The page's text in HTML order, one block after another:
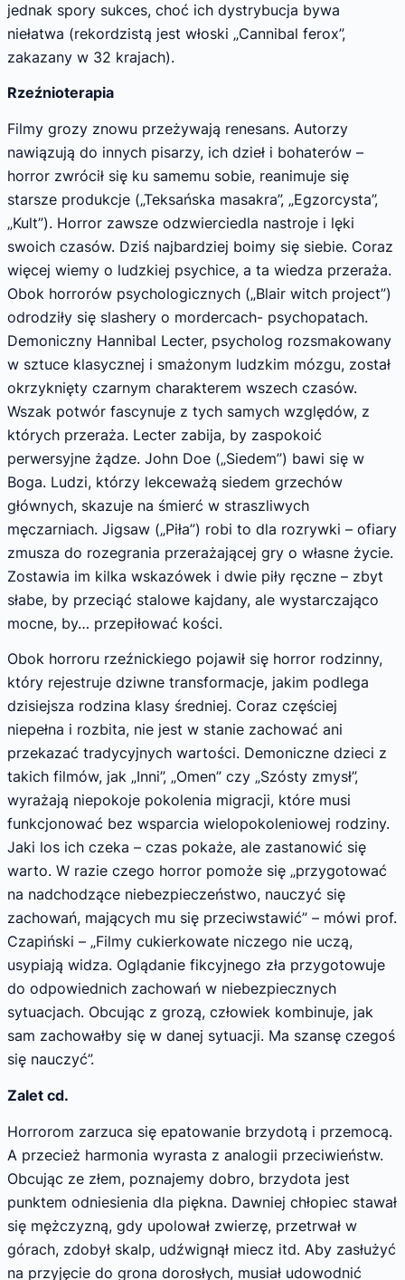
jednak spory sukces, choć ich dystrybucja bywa
niełatwa (rekordzistą jest włoski „Cannibal ferox”,
zakazany w 32 krajach).
Rzeźnioterapia
Filmy grozy znowu przeżywają renesans. Autorzy
nawiązują do innych pisarzy, ich dzieł i bohaterów –
horror zwrócił się ku samemu sobie, reanimuje się
starsze produkcje („Teksańska masakra”, „Egzorcysta”,
„Kult”). Horror zawsze odzwierciedla nastroje i lęki
swoich czasów. Dziś najbardziej boimy się siebie. Coraz
więcej wiemy o ludzkiej psychice, a ta wiedza przeraża.
Obok horrorów psychologicznych („Blair witch project”)
odrodziły się slashery o mordercach- psychopatach.
Demoniczny Hannibal Lecter, psycholog rozsmakowany
w sztuce klasycznej i smażonym ludzkim mózgu, został
okrzyknięty czarnym charakterem wszech czasów.
Wszak potwór fascynuje z tych samych względów, z
których przeraża. Lecter zabija, by zaspokoić
perwersyjne żądze. John Doe („Siedem”) bawi się w
Boga. Ludzi, którzy lekceważą siedem grzechów
głównych, skazuje na śmierć w straszliwych
męczarniach. Jigsaw („Piła”) robi to dla rozrywki – ofiary
zmusza do rozegrania przerażającej gry o własne życie.
Zostawia im kilka wskazówek i dwie piły ręczne – zbyt
słabe, by przeciąć stalowe kajdany, ale wystarczająco
mocne, by… przepiłować kości.
Obok horroru rzeźnickiego pojawił się horror rodzinny,
który rejestruje dziwne transformacje, jakim podlega
dzisiejsza rodzina klasy średniej. Coraz częściej
niepełna i rozbita, nie jest w stanie zachować ani
przekazać tradycyjnych wartości. Demoniczne dzieci z
takich filmów, jak „Inni”, „Omen” czy „Szósty zmysł”,
wyrażają niepokoje pokolenia migracji, które musi
funkcjonować bez wsparcia wielopokoleniowej rodziny.
Jaki los ich czeka – czas pokaże, ale zastanowić się
warto. W razie czego horror pomoże się „przygotować
na nadchodzące niebezpieczeństwo, nauczyć się
zachowań, mających mu się przeciwstawić” – mówi prof.
Czapiński – „Filmy cukierkowate niczego nie uczą,
usypiają widza. Oglądanie fikcyjnego zła przygotowuje
do odpowiednich zachowań w niebezpiecznych
sytuacjach. Obcując z grozą, człowiek kombinuje, jak
sam zachowałby się w danej sytuacji. Ma szansę czegoś
się nauczyć”.
Zalet cd.
Horrorom zarzuca się epatowanie brzydotą i przemocą.
A przecież harmonia wyrasta z analogii przeciwieństw.
Obcując ze złem, poznajemy dobro, brzydota jest
punktem odniesienia dla piękna. Dawniej chłopiec stawał
się mężczyzną, gdy upolował zwierzę, przetrwał w
górach, zdobył skalp, udźwignął miecz itd. Aby zasłużyć
na przyjęcie do grona dorosłych, musiał udowodnić